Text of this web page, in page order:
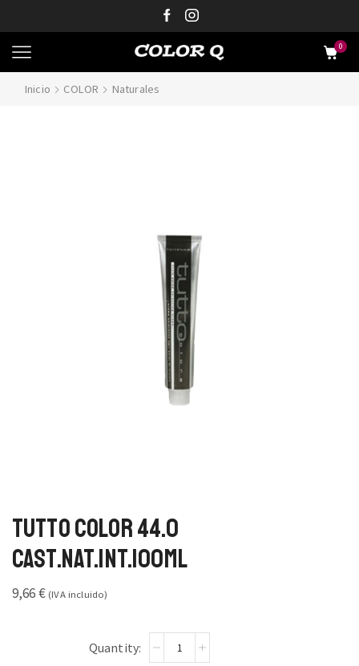
0
Inicio COLOR Naturales
Tutto Color 44.0
Cast.Nat.Int.100ml
9,66€ (IVA incluido)